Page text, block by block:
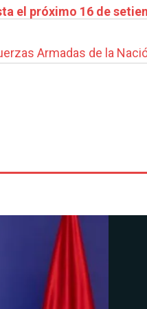
el próximo 16 de
Armadas de la